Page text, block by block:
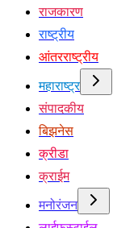
राजकारण
राष्ट्रीय
आंतरराष्ट्रीय
महाराष्ट्र
संपादकीय
बिझनेस
क्रीडा
क्राईम
मनोरंजन